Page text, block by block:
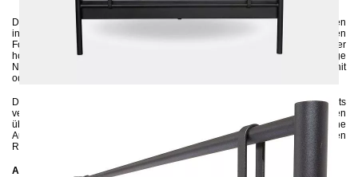
Das moderne Metallbett AS wird aus Stahlrohren und verchromten Rohren
in Handarbeit gefertigt und ist ideal für Freunde von modernen, puristischen
Formen. Der solide Metallrahmen wird
mit einer
hochwertigen
versehen, die für eine lange
Nutzungsdauer sorgt. Die Verbindung von Silber und Schwarz, Weiß, Graphit
oder Anthrazit sieht sehr edel und modern aus.
Das Bett passt perfekt in moderne Schlafzimmereinrichtung, in der bereits
verchromte Elemente vorkommen.
n der Mitte verfügt das Metallbettrahmen
über eine Längstraverse mit einem Stützfuß und rechts und links seitliche
Auflageleisten, so können sowohl ein als auch zwei Lattenroste in den
Rahmen reingelegt werden.
Abmessungen